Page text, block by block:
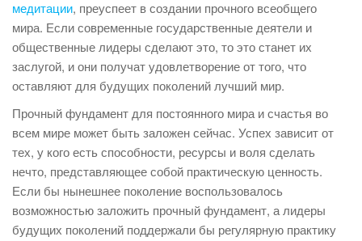
медитации, преуспеет в создании прочного всеобщего
мира. Если современные государственные деятели и
общественные лидеры сделают это, то это станет их
заслугой, и они получат удовлетворение от того, что
оставляют для будущих поколений лучший мир.
Прочный фундамент для постоянного мира и счастья во
всем мире может быть заложен сейчас. Успех зависит от
тех, у кого есть способности, ресурсы и воля сделать
нечто, представляющее собой практическую ценность.
Если бы нынешнее поколение воспользовалось
возможностью заложить прочный фундамент, а лидеры
будущих поколений поддержали бы регулярную практику